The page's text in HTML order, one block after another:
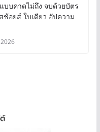
บบคาดไม่ถึง จบด้วยบัตร
ช้อยส์ ใบเดียว อัปความ